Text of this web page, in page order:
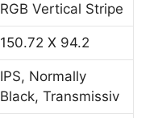
RGB Vertical Stripe
150.72 X 94.2
IPS, Normally
Black, Transmissiv